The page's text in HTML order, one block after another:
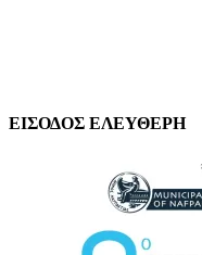
ΕΙΣΟΔΟΣ ΕΛΕΥΘΕΡΗ